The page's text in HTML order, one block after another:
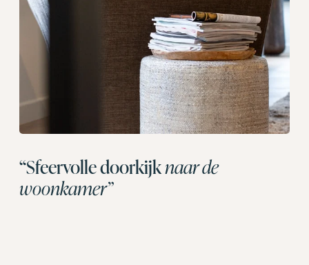
“Sfeervolle doorkijknaar de
woonkamer”